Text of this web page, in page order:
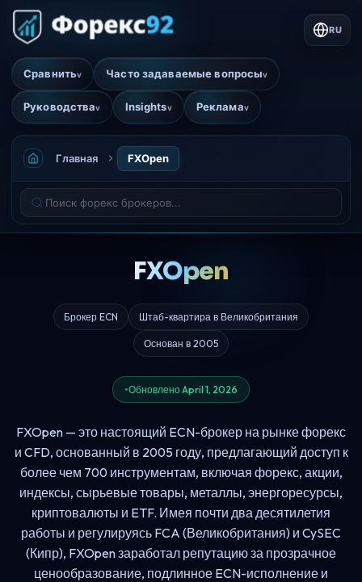
Сравнитьv Часто задаваемые вопросыv
Руководстваv Insightsv Рекламаv
RU
Главная FXOpen
FXOpen
Брокер ECN Штаб-квартира в Великобритания
Основан в 2005
Обновлено April 1, 2026
FXOpen — это настоящий ECN-брокер на рынке форекс
и CFD, основанный в 2005 году, предлагающий доступ к
более чем 700 инструментам, включая форекс, акции,
индексы, сырьевые товары, металлы, энергоресурсы,
криптовалюты и ETF. Имея почти два десятилетия
работы и регулируясь FCA (Великобритания) и CySEC
(Кипр), FXOpen заработал репутацию за прозрачное
ценообразование, подлинное ECN-исполнение и